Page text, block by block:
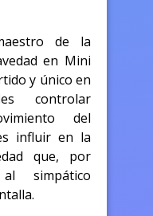
de la
en Mini
y único en
controlar
del
influir en la
que, por
simpático